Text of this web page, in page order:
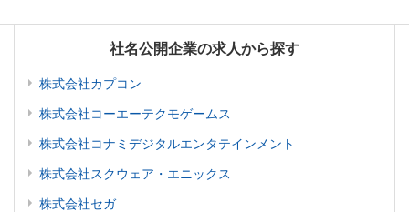
社名公開企業の求人から探す
株式会社カプコン
株式会社コーエーテクモゲームス
株式会社コナミデジタルエンタテインメント
株式会社スクウェア・エニックス
株式会社セガ